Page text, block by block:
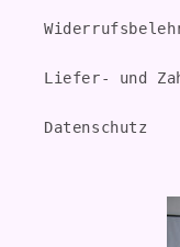
Liefer- und
Datenschutz